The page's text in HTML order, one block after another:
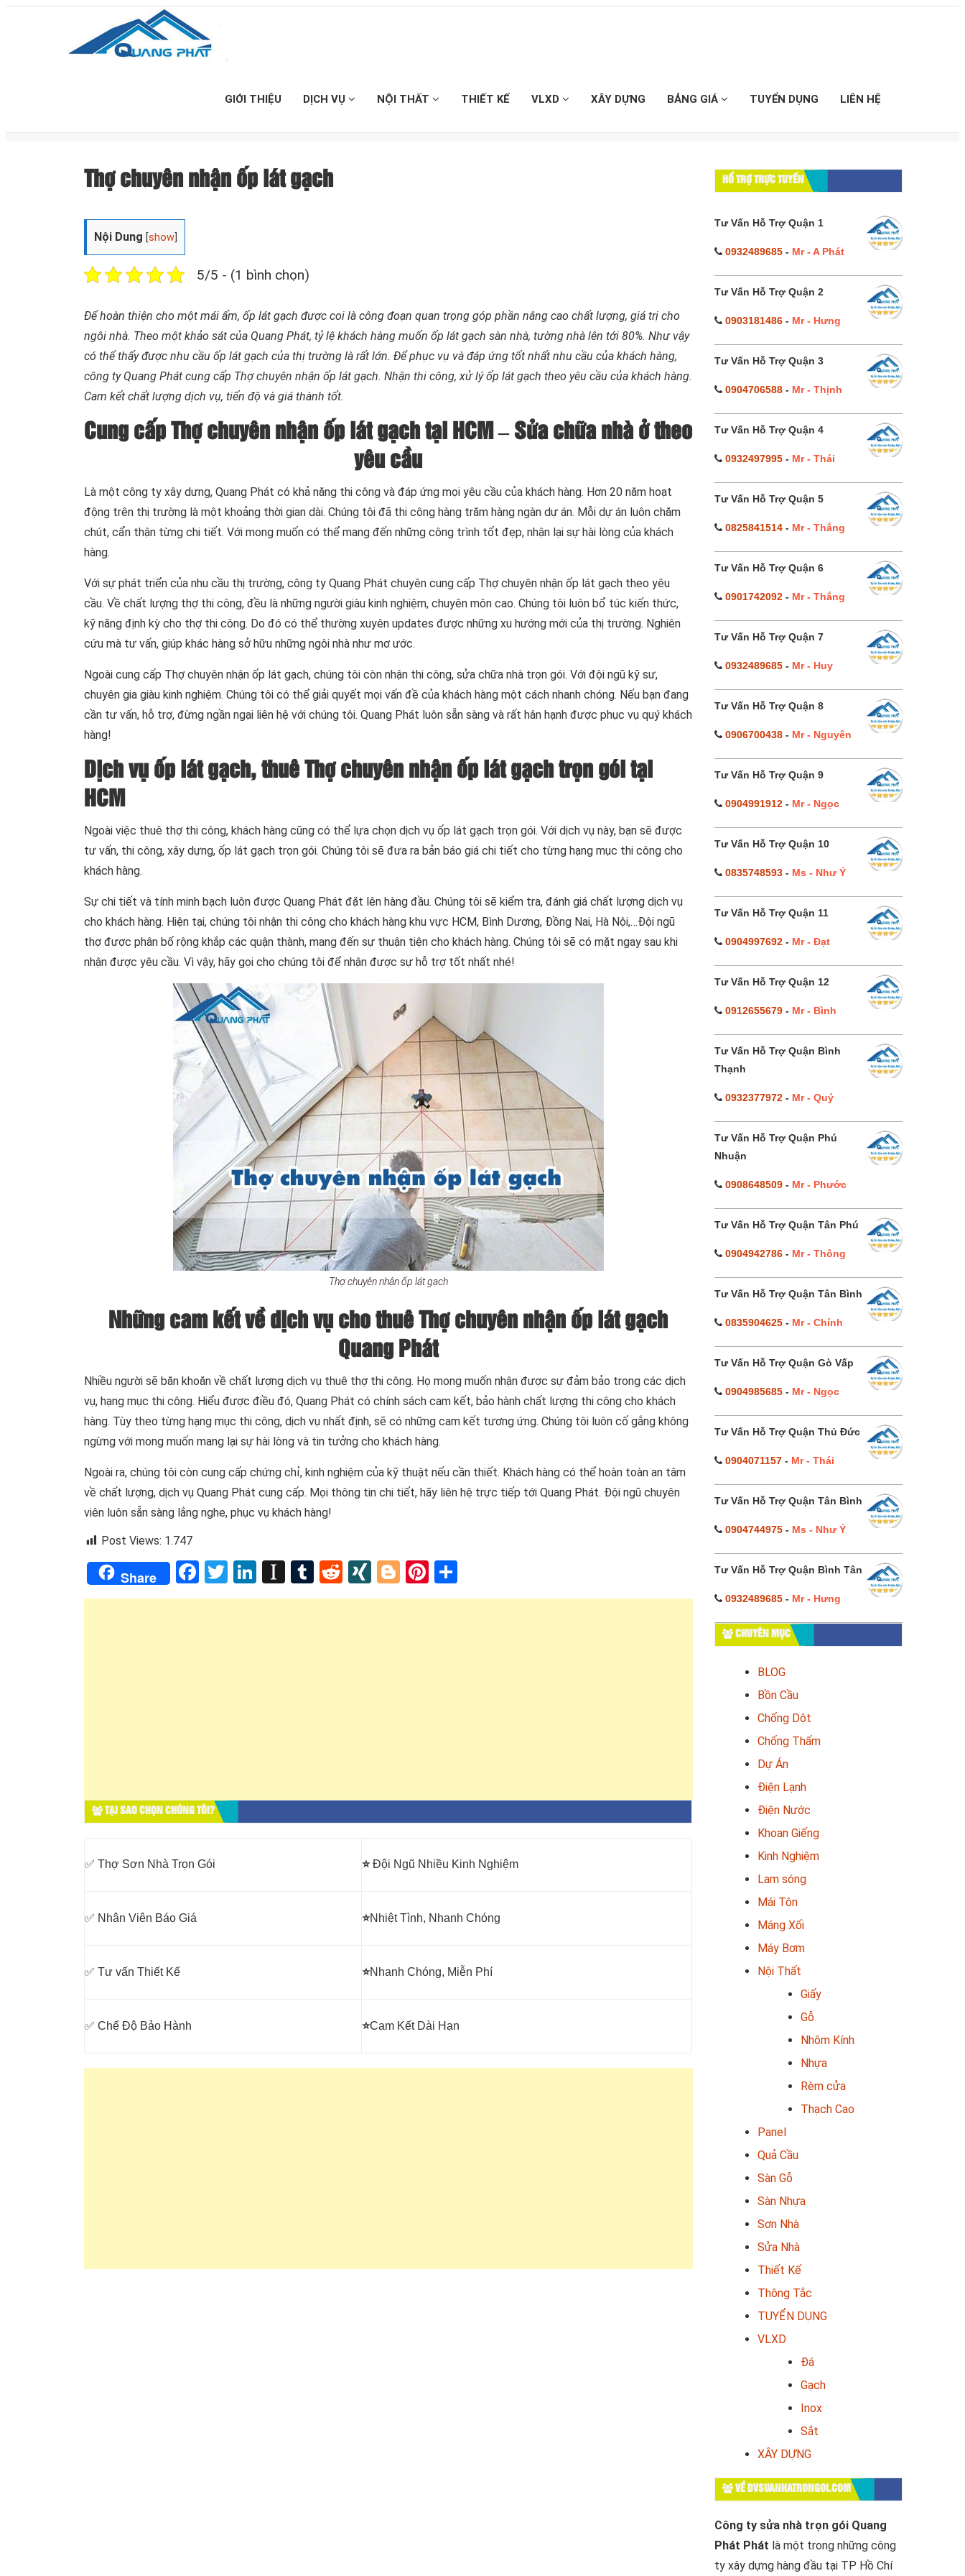
GIỚI THIỆU DỊCH VỤ NỘI THẤT THIẾT KẾ VLXD XÂY DỰNG BẢNG GIÁ TUYỂN DỤNG LIÊN HỆ
Thợ chuyên nhận ốp lát gạch
Nội Dung [show
5/5 - (1 bình chọn)
Để hoàn thiện cho một mái ấm, ốp lát gạch được coi là công đoạn quan trọng góp phần nâng cao chất lượng, giá trị cho
ngôi nhà. Theo một khảo sát của Quang Phát, tỷ lệ khách hàng muốn ốp lát gạch sàn nhà, tường nhà lên tới 80%. Như vậy
có thể thấy được nhu cầu ốp lát gạch của thị trường là rất lớn. Để phục vụ và đáp ứng tốt nhất nhu cầu của khách hàng,
công ty Quang Phát cung cấp Thợ chuyên nhận ốp lát gạch. Nhận thi công, xử lý ốp lát gạch theo yêu cầu của khách hàng.
Cam kết chất lượng dịch vụ, tiến độ và giá thành tốt.
Cung cấp Thợ chuyên nhận ốp lát gạch tại HCM – Sửa chữa nhà ở theo
yêu cầu
Là một công ty xây dưng, Quang Phát có khả năng thi công và đáp ứng mọi yêu cầu của khách hàng. Hơn 20 năm hoạt
động trên thị trường là một khoảng thời gian dài. Chúng tôi đã thi công hàng trăm hàng ngàn dự án. Mỗi dự án luôn chăm
chút, cẩn thận từng chi tiết. Với mong muốn có thể mang đến những công trình tốt đẹp, nhận lại sự hài lòng của khách
hàng.
Với sự phát triển của nhu cầu thị trường, công ty Quang Phát chuyên cung cấp Thợ chuyên nhận ốp lát gạch theo yêu
cầu. Về chất lượng thợ thi công, đều là những người giàu kinh nghiệm, chuyên môn cao. Chúng tôi luôn bổ túc kiến thức,
kỹ năng định kỳ cho thợ thi công. Do đó có thể thường xuyên updates được những xu hướng mới của thị trường. Nghiên
cứu mà tư vấn, giúp khác hàng sở hữu những ngôi nhà như mơ ước.
Ngoài cung cấp Thợ chuyên nhận ốp lát gạch, chúng tôi còn nhận thi công, sửa chữa nhà trọn gói. Với đội ngũ kỹ sư,
chuyên gia giàu kinh nghiệm. Chúng tôi có thể giải quyết mọi vấn đề của khách hàng một cách nhanh chóng. Nếu bạn đang
cần tư vấn, hỗ trợ, đừng ngần ngại liên hệ với chúng tôi. Quang Phát luôn sẵn sàng và rất hân hạnh được phục vụ quý khách
hàng!
Dịch vụ ốp lát gạch, thuê Thợ chuyên nhận ốp lát gạch trọn gói tại
HCM
Ngoài việc thuê thợ thi công, khách hàng cũng có thể lựa chọn dịch vụ ốp lát gạch trọn gói. Với dịch vụ này, bạn sẽ được
tư vấn, thi công, xây dựng, ốp lát gạch trọn gói. Chúng tôi sẽ đưa ra bản báo giá chi tiết cho từng hạng mục thi công cho
khách hàng.
Sự chi tiết và tính minh bạch luôn được Quang Phát đặt lên hàng đầu. Chúng tôi sẽ kiểm tra, đánh giá chất lượng dịch vụ
cho khách hàng. Hiện tại, chúng tôi nhận thi công cho khách hàng khu vực HCM, Bình Dương, Đồng Nai, Hà Nội,…Đội ngũ
thợ được phân bố rộng khắp các quận thành, mang đến sự thuận tiện cho khách hàng. Chúng tôi sẽ có mặt ngay sau khi
nhận được yêu cầu. Vì vậy, hãy gọi cho chúng tôi để nhận được sự hỗ trợ tốt nhất nhé!
Thợ chuyên nhận ốp lát gạch
Những cam kết về dịch vụ cho thuê Thợ chuyên nhận ốp lát gạch
Quang Phát
Nhiều người sẽ băn khoăn về chất lượng dịch vụ thuê thợ thi công. Họ mong muốn nhận được sự đảm bảo trong các dịch
vụ, hạng mục thi công. Hiểu được điều đó, Quang Phát có chính sách cam kết, bảo hành chất lượng thi công cho khách
hàng. Tùy theo từng hạng mục thi công, dịch vụ nhất định, sẽ có những cam kết tương ứng. Chúng tôi luôn cố gắng không
ngừng với mong muốn mang lại sự hài lòng và tin tưởng cho khách hàng.
Ngoài ra, chúng tôi còn cung cấp chứng chỉ, kinh nghiệm của kỹ thuật nếu cần thiết. Khách hàng có thể hoàn toàn an tâm
về chất lượng, dịch vụ Quang Phát cung cấp. Mọi thông tin chi tiết, hãy liên hệ trực tiếp tới Quang Phát. Đội ngũ chuyên
viên luôn sẵn sàng lắng nghe, phục vụ khách hàng!
Post Views: 1.747
Share Facebook
Twitter
LinkedIn
Instapaper
Tumblr
RedditXINGBloggerPinterest
TẠI SAO CHỌN CHÚNG TÔI?
✅ Thợ Sơn Nhà Trọn Gói ⭐Đội Ngũ Nhiều Kinh Nghiệm
✅ Nhân Viên Báo Giá ⭐Nhiệt Tình, Nhanh Chóng
✅ Tư vấn Thiết Kế ⭐Nhanh Chóng, Miễn Phí
✅ Chế Độ Bảo Hành ⭐Cam Kết Dài Hạn
HỔ TRỢ TRỰC TUYẾN
Tư Vấn Hỗ Trợ Quận 1
0932489685- Mr - A Phát
Tư Vấn Hỗ Trợ Quận 2
0903181486- Mr - Hưng
Tư Vấn Hỗ Trợ Quận 3
0904706588- Mr - Thịnh
Tư Vấn Hỗ Trợ Quận 4
0932497995- Mr - Thái
Tư Vấn Hỗ Trợ Quận 5
0825841514- Mr - Thắng
Tư Vấn Hỗ Trợ Quận 6
0901742092- Mr - Thắng
Tư Vấn Hỗ Trợ Quận 7
0932489685- Mr - Huy
Tư Vấn Hỗ Trợ Quận 8
0906700438- Mr - Nguyên
Tư Vấn Hỗ Trợ Quận 9
0904991912- Mr - Ngọc
Tư Vấn Hỗ Trợ Quận 10
0835748593- Ms - Như Ý
Tư Vấn Hỗ Trợ Quận 11
0904997692- Mr - Đạt
Tư Vấn Hỗ Trợ Quận 12
0912655679- Mr - Bình
Tư Vấn Hỗ Trợ Quận Bình
Thạnh
0932377972- Mr - Quý
Tư Vấn Hỗ Trợ Quận Phú
Nhuận
0908648509- Mr - Phước
Tư Vấn Hỗ Trợ Quận Tân Phú
0904942786- Mr - Thông
Tư Vấn Hỗ Trợ Quận Tân Bình
0835904625- Mr - Chính
Tư Vấn Hỗ Trợ Quận Gò Vấp
0904985685- Mr - Ngọc
Tư Vấn Hỗ Trợ Quận Thủ Đức
0904071157- Mr - Thái
Tư Vấn Hỗ Trợ Quận Tân Bình
0904744975- Ms - Như Ý
Tư Vấn Hỗ Trợ Quận Bình Tân
0932489685- Mr - Hưng
CHUYÊN MỤC
BLOG
Bồn Cầu
Chống Dột
Chống Thấm
Dự Án
Điện Lạnh
Điện Nước
Khoan Giếng
Kinh Nghiệm
Lam sóng
Mái Tôn
Máng Xối
Máy Bơm
Nội Thất
Giấy
Gỗ
Nhôm Kính
Nhựa
Rèm cửa
Thạch Cao
Panel
Quả Cầu
Sàn Gỗ
Sàn Nhựa
Sơn Nhà
Sửa Nhà
Thiết Kế
Thông Tắc
TUYỂN DỤNG
VLXD
Đá
Gạch
Inox
Sắt
XÂY DỰNG
VỀ DVSUANHATRONGOI.COM
Công ty sửa nhà trọn gói Quang
Phát Phát là một trong những công
ty xây dựng hàng đầu tại TP Hồ Chí